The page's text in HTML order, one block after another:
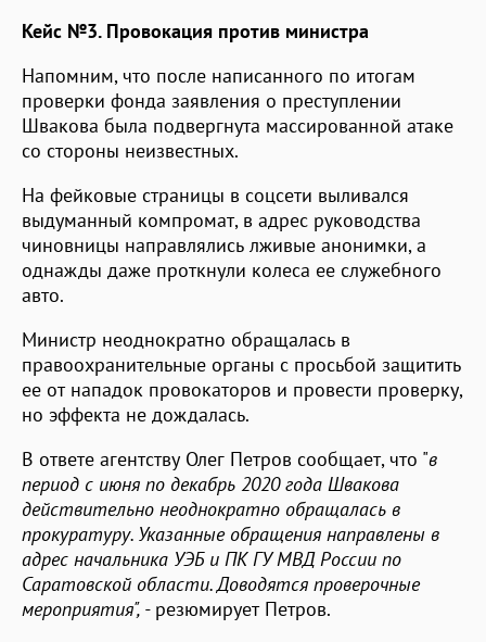
Кейс №3. Провокация против министра
Напомним, что после написанного по итогам
проверки фонда заявления о преступлении
Швакова была подвергнута массированной атаке
со стороны неизвестных.
На фейковые страницы в соцсети выливался
выдуманный компромат, в адрес руководства
чиновницы направлялись лживые анонимки, а
однажды даже проткнули колеса ее служебного
авто.
Министр неоднократно обращалась в
правоохранительные органы с просьбой защитить
ее от нападок провокаторов и провести проверку,
но эффекта не дождалась.
В ответе агентству Олег Петров сообщает, что "в
период с июня по декабрь 2020 года Швакова
действительно неоднократно обращалась в
прокуратуру. Указанные обращения направлены в
адрес начальника УЭБ и ПК ГУ МВД России по
Саратовской области. Доводятся проверочные
мероприятия", - резюмирует Петров.